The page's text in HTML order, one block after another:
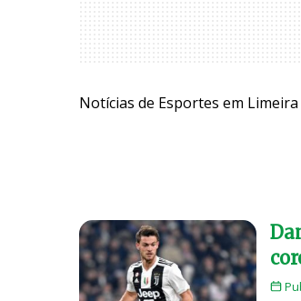
Notícias de Esportes em